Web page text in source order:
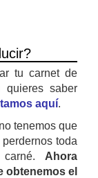
tu carnet de
quieres saber
aquí.
tenemos que
toda
Ahora
obtenemos el